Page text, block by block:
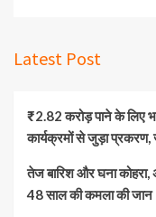
Latest Post
₹2.82 करोड़ पाने के लिए
कार्यक्रमों से जुड़ा प्रकरण,
तेज बारिश और घना
48 साल की कमला की जान